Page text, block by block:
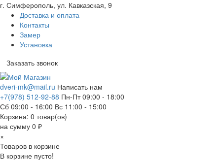
г. Симферополь, ул. Кавказская, 9
Доставка и оплата
Контакты
Замер
Установка
Заказать звонок
dveri-mk@mail.ru Написать нам
+7(978) 512-92-88 Пн-Пт 09:00 - 18:00
Сб 09:00 - 16:00 Вс 11:00 - 15:00
Корзина: 0 товар(ов)
на сумму 0 ₽
×
Товаров в корзине
В корзине пусто!